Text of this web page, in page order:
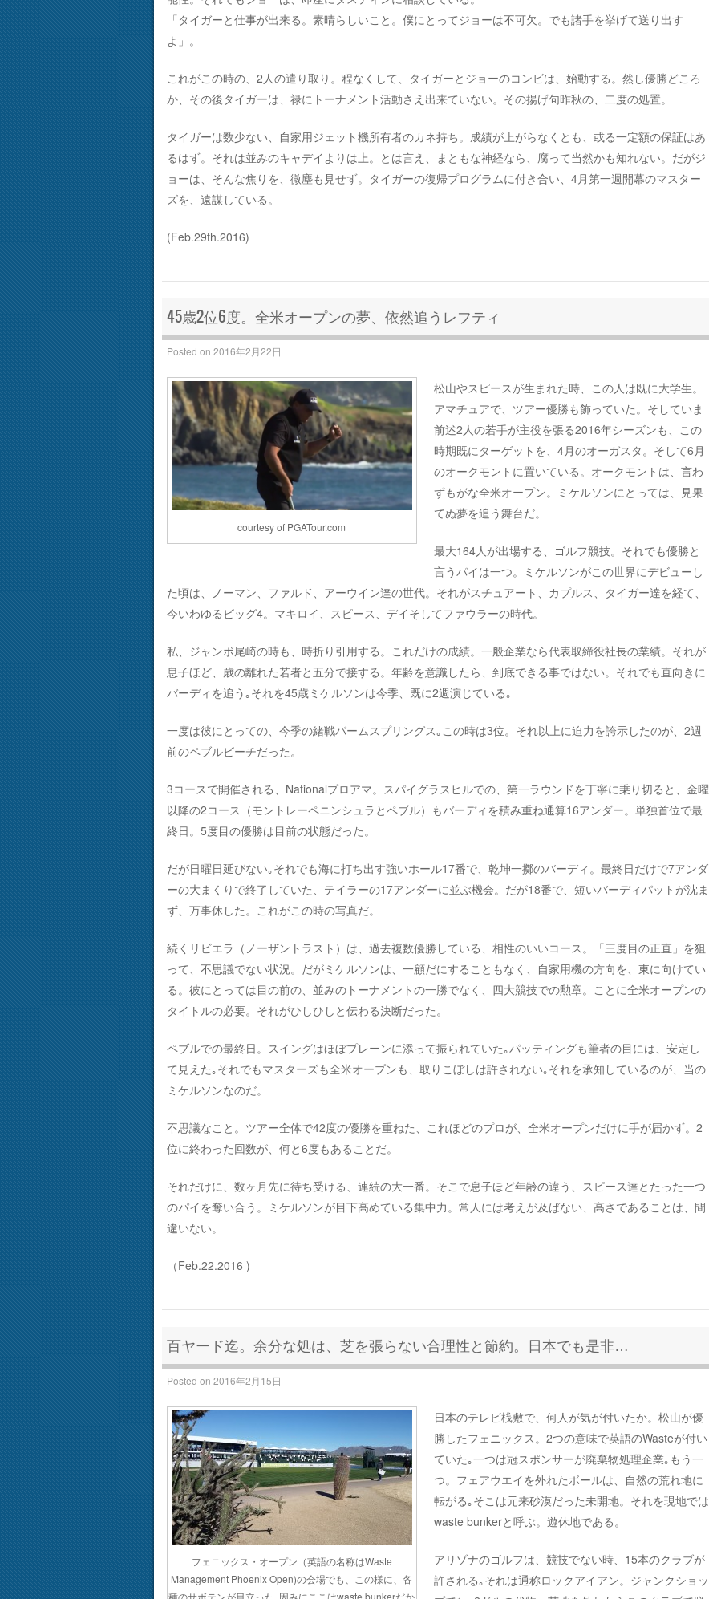
「タイガーと仕事が出来る。素晴らしいこと。僕にとってジョーは不可欠。でも諸手を挙げて送り出す
よ」。
これがこの時の、2人の遣り取り。程なくして、タイガーとジョーのコンビは、始動する。然し優勝どころ
か、その後タイガーは、禄にトーナメント活動さえ出来ていない。その揚げ句昨秋の、二度の処置。
タイガーは数少ない、自家用ジェット機所有者のカネ持ち。成績が上がらなくとも、或る一定額の保証はあ
るはず。それは並みのキャデイよりは上。とは言え、まともな神経なら、腐って当然かも知れない。だがジ
ョーは、そんな焦りを、微塵も見せず。タイガーの復帰プログラムに付き合い、4月第一週開幕のマスター
ズを、遠謀している。
(Feb.29th.2016)
45歳2位6度。全米オープンの夢、依然追うレフティ
Posted on 2016年2月22日
courtesy of PGATour.com
松山やスピースが生まれた時、この人は既に大学生。
アマチュアで、ツアー優勝も飾っていた。そしていま
前述2人の若手が主役を張る2016年シーズンも、この
時期既にターゲットを、4月のオーガスタ。そして6月
のオークモントに置いている。オークモントは、言わ
ずもがな全米オープン。ミケルソンにとっては、見果
てぬ夢を追う舞台だ。
最大164人が出場する、ゴルフ競技。それでも優勝と
言うパイは一つ。ミケルソンがこの世界にデビューし
た頃は、ノーマン、ファルド、アーウイン達の世代。それがスチュアート、カプルス、タイガー達を経て、
今いわゆるビッグ4。マキロイ、スピース、デイそしてファウラーの時代。
私、ジャンボ尾崎の時も、時折り引用する。これだけの成績。一般企業なら代表取締役社長の業績。それが
息子ほど、歳の離れた若者と五分で接する。年齢を意識したら、到底できる事ではない。それでも直向きに
バーディを追う｡それを45歳ミケルソンは今季、既に2週演じている｡
一度は彼にとっての、今季の緒戦パームスプリングス｡この時は3位。それ以上に迫力を誇示したのが、2週
前のペブルビーチだった。
3コースで開催される、Nationalプロアマ。スパイグラスヒルでの、第一ラウンドを丁寧に乗り切ると、金曜
以降の2コース（モントレーペニンシュラとペブル）もバーディを積み重ね通算16アンダー。単独首位で最
終日。5度目の優勝は目前の状態だった。
だが日曜日延びない｡それでも海に打ち出す強いホール17番で、乾坤一擲のバーディ。最終日だけで7アンダ
ーの大まくりで終了していた、テイラーの17アンダーに並ぶ機会。だが18番で、短いバーディパットが沈ま
ず、万事休した。これがこの時の写真だ。
続くリビエラ（ノーザントラスト）は、過去複数優勝している、相性のいいコース。「三度目の正直」を狙
って、不思議でない状況。だがミケルソンは、一顧だにすることもなく、自家用機の方向を、東に向けてい
る。彼にとっては目の前の、並みのトーナメントの一勝でなく、四大競技での勲章。ことに全米オープンの
タイトルの必要。それがひしひしと伝わる決断だった。
ペブルでの最終日。スイングはほぼプレーンに添って振られていた｡パッティングも筆者の目には、安定し
て見えた｡それでもマスターズも全米オープンも、取りこぼしは許されない｡それを承知しているのが、当の
ミケルソンなのだ。
不思議なこと。ツアー全体で42度の優勝を重ねた、これほどのプロが、全米オープンだけに手が届かず。2
位に終わった回数が、何と6度もあることだ。
それだけに、数ヶ月先に待ち受ける、連続の大一番。そこで息子ほど年齢の違う、スピース達とたった一つ
のパイを奪い合う。ミケルソンが目下高めている集中力。常人には考えが及ばない、高さであることは、間
違いない。
（Feb.22.2016 )
百ヤード迄。余分な処は、芝を張らない合理性と節約。日本でも是非…
Posted on 2016年2月15日
フェニックス・オープン（英語の名称はWaste
Management Phoenix Open)の会場でも、この様に、各
日本のテレビ桟敷で、何人が気が付いたか。松山が優
勝したフェニックス。2つの意味で英語のWasteが付い
ていた｡一つは冠スポンサーが廃棄物処理企業｡もう一
つ。フェアウエイを外れたボールは、自然の荒れ地に
転がる｡そこは元来砂漠だった未開地。それを現地では
waste bunkerと呼ぶ。遊休地である。
アリゾナのゴルフは、競技でない時、15本のクラブが
許される｡それは通称ロックアイアン。ジャンクショッ